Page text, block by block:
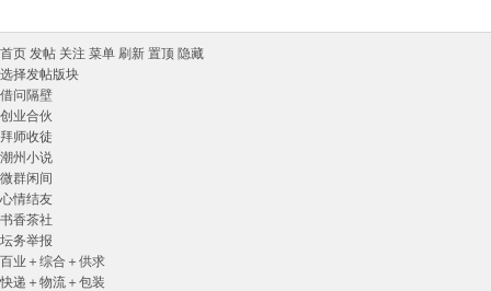
首页 发帖 关注 菜单 刷新 置顶 隐藏
选择发帖版块
借问隔壁
创业合伙
拜师收徒
潮州小说
微群闲间
心情结友
书香茶社
坛务举报
百业＋综合＋供求
快递＋物流＋包装